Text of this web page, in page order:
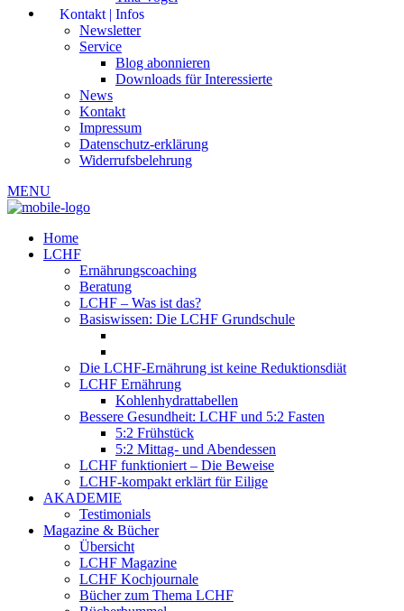
Kontakt | Infos
Newsletter
Service
Blog abonnieren
Downloads für Interessierte
News
Kontakt
Impressum
Datenschutz-erklärung
Widerrufsbelehrung
MENU
Home
LCHF
Ernährungscoaching
Beratung
LCHF – Was ist das?
Basiswissen: Die LCHF Grundschule
Die LCHF-Ernährung ist keine Reduktionsdiät
LCHF Ernährung
Kohlenhydrattabellen
Bessere Gesundheit: LCHF und 5:2 Fasten
5:2 Frühstück
5:2 Mittag- und Abendessen
LCHF funktioniert – Die Beweise
LCHF-kompakt erklärt für Eilige
AKADEMIE
Testimonials
Magazine & Bücher
Übersicht
LCHF Magazine
LCHF Kochjournale
Bücher zum Thema LCHF